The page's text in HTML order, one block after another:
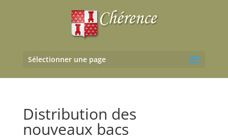
Sélectionner une page
Distribution des
nouveaux bacs